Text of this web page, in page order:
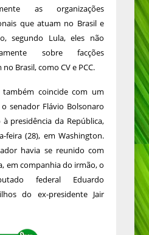
as organizações
que atuam no Brasil e
segundo Lula, eles não
sobre facções
Brasil, como CV e PCC.
coincide com um
senador Flávio Bolsonaro
à presidência da República,
feira (28), em Washington.
havia se reunido com
em companhia do irmão, o
federal Eduardo
do ex-presidente Jair